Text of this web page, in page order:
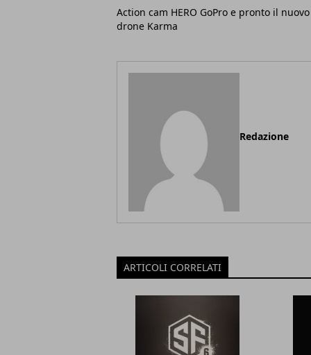
Action cam HERO GoPro e pronto il nuovo
drone Karma
Redazione
ARTICOLI CORRELATI